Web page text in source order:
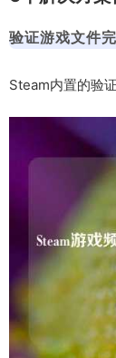
验证游戏文件
Steam内置的验